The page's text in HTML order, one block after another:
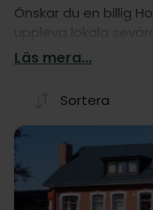
Önskar du en billig
uppleva lokala
ett av våra många
Läs mera...
Sortera